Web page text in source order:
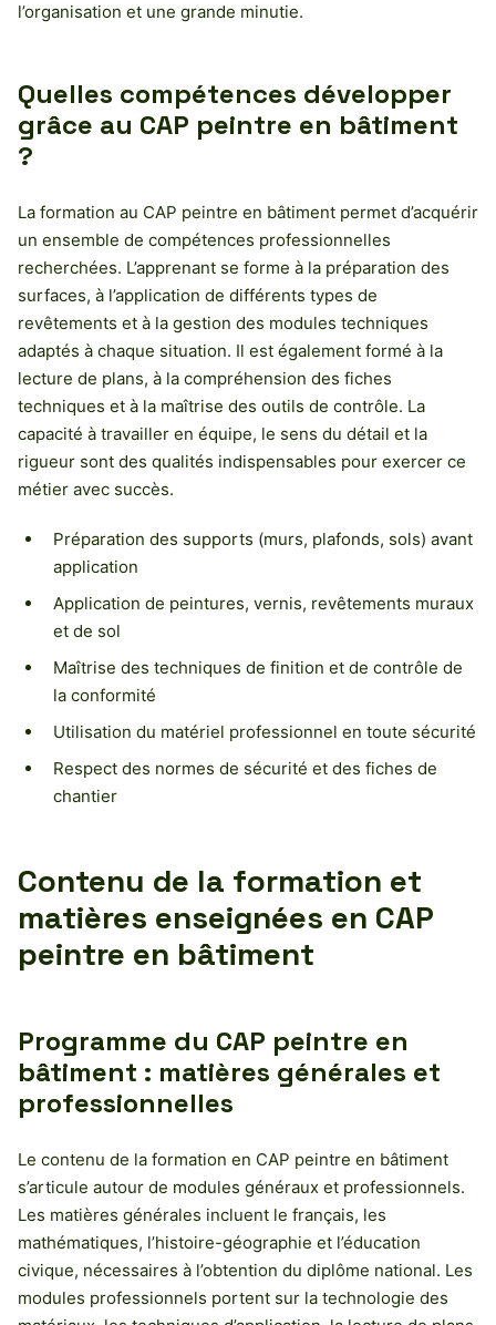
l’organisation et une grande minutie.
Quelles compétences développer
grâce au CAP peintre en bâtiment
?
La formation au CAP peintre en bâtiment permet d’acquérir
un ensemble de compétences professionnelles
recherchées. L’apprenant se forme à la préparation des
surfaces, à l’application de différents types de
revêtements et à la gestion des modules techniques
adaptés à chaque situation. Il est également formé à la
lecture de plans, à la compréhension des fiches
techniques et à la maîtrise des outils de contrôle. La
capacité à travailler en équipe, le sens du détail et la
rigueur sont des qualités indispensables pour exercer ce
métier avec succès.
Préparation des supports (murs, plafonds, sols) avant
application
Application de peintures, vernis, revêtements muraux
et de sol
Maîtrise des techniques de finition et de contrôle de
la conformité
Utilisation du matériel professionnel en toute sécurité
Respect des normes de sécurité et des fiches de
chantier
Contenu de la formation et
matières enseignées en CAP
peintre en bâtiment
Programme du CAP peintre en
bâtiment : matières générales et
professionnelles
Le contenu de la formation en CAP peintre en bâtiment
s’articule autour de modules généraux et professionnels.
Les matières générales incluent le français, les
mathématiques, l’histoire-géographie et l’éducation
civique, nécessaires à l’obtention du diplôme national. Les
modules professionnels portent sur la technologie des